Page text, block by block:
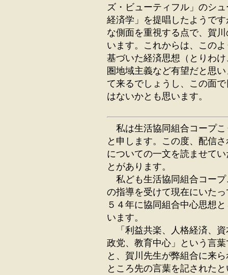
ズ・ビューティフル」のシ
経済学」を提唱したようで
な側面を重視する点で、賀
います。これからは、この
基づいた経済思想（とりわ
圏地域主義など有望だと思
て来るでしょうし、この面
はないかとも思います。
私は生活協同組合コープこ
と申します。この度、配信
についての一文を読ませて
とがあります。
私ども生活協同組合コープ
の指導を受けて現在にいた
５４年に協同組合中心思想
います。
「利益共楽、人格経済、資
政党、教育中心」という言
と、賀川先生が弊組合に来
ところ先の言葉を記された